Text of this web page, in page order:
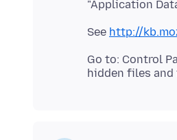
See http://
Go to: Control